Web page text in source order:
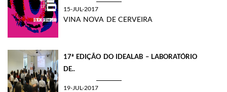
15-JUL-2017
VINA NOVA DE CERVEIRA
17ª EDIÇÃO DO IDEALAB – LABORATÓRIO
DE..
19-JUL-2017